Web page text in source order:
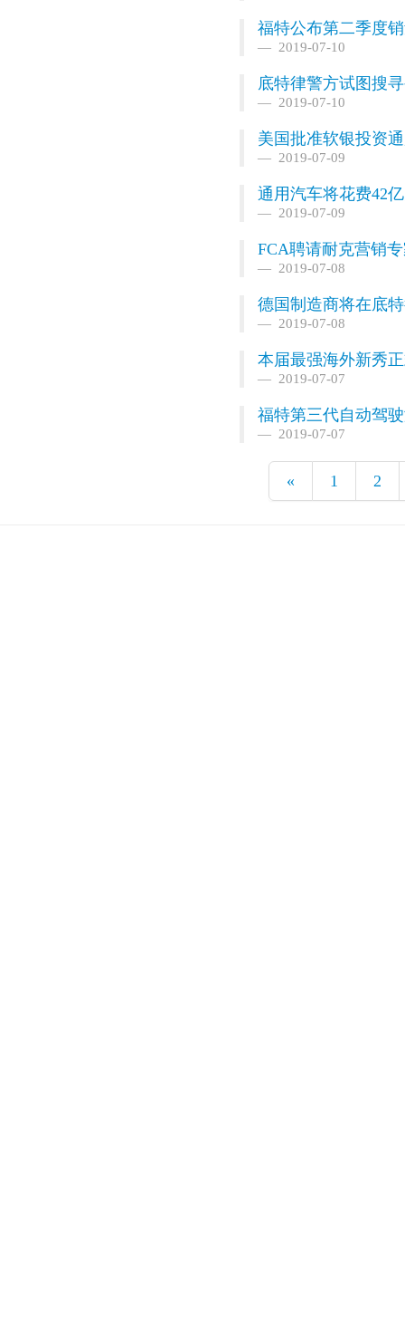
福特公布第二季度
2019-07-10
底特律警方试图搜
2019-07-10
美国批准软银投资
2019-07-09
通用汽车将花费42
2019-07-09
FCA聘请耐克营销
2019-07-08
德国制造商将在底
2019-07-08
本届最强海外新秀
2019-07-07
福特第三代自动驾
2019-07-07
« 1 2